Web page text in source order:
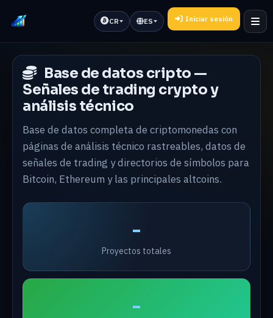
CR ES Iniciar sesión
Base de datos cripto —
Señales de trading crypto y
análisis técnico
Base de datos completa de criptomonedas con
páginas de análisis técnico rastreables, datos de
señales de trading y directorios de símbolos para
Bitcoin, Ethereum y las principales altcoins.
-
Proyectos totales
-